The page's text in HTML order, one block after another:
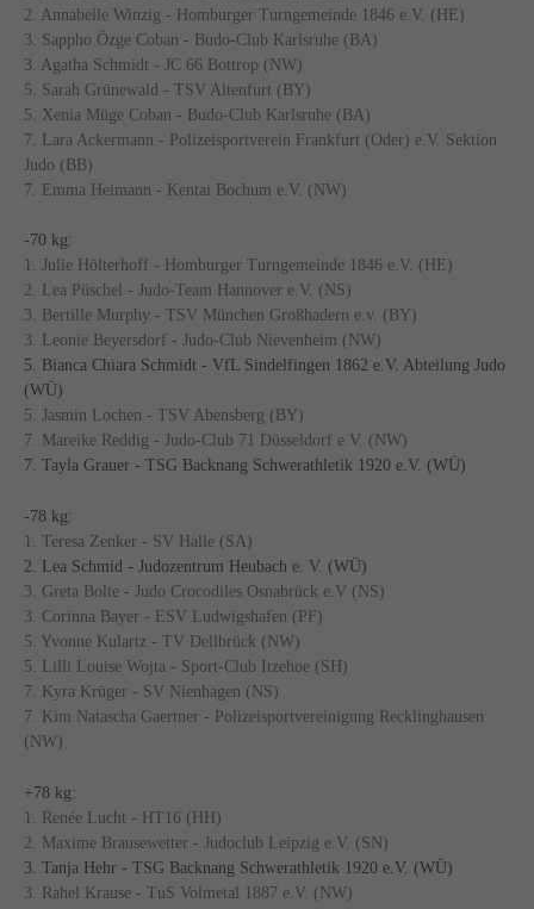
2. Annabelle Winzig - Homburger Turngemeinde 1846 e.V. (HE)
3. Sappho Özge Coban - Budo-Club Karlsruhe (BA)
3. Agatha Schmidt - JC 66 Bottrop (NW)
5. Sarah Grünewald - TSV Altenfurt (BY)
5. Xenia Müge Coban - Budo-Club Karlsruhe (BA)
7. Lara Ackermann - Polizeisportverein Frankfurt (Oder) e.V. Sektion
Judo (BB)
7. Emma Heimann - Kentai Bochum e.V. (NW)
-70 kg:
1. Julie Hölterhoff - Homburger Turngemeinde 1846 e.V. (HE)
2. Lea Püschel - Judo-Team Hannover e.V. (NS)
3. Bertille Murphy - TSV München Großhadern e.v. (BY)
3. Leonie Beyersdorf - Judo-Club Nievenheim (NW)
5. Bianca Chiara Schmidt - VfL Sindelfingen 1862 e.V. Abteilung Judo
(WÜ)
5. Jasmin Lochen - TSV Abensberg (BY)
7. Mareike Reddig - Judo-Club 71 Düsseldorf e.V. (NW)
7. Tayla Grauer - TSG Backnang Schwerathletik 1920 e.V. (WÜ)
-78 kg:
1. Teresa Zenker - SV Halle (SA)
2. Lea Schmid - Judozentrum Heubach e. V. (WÜ)
3. Greta Bolte - Judo Crocodiles Osnabrück e.V (NS)
3. Corinna Bayer - ESV Ludwigshafen (PF)
5. Yvonne Kulartz - TV Dellbrück (NW)
5. Lilli Louise Wojta - Sport-Club Itzehoe (SH)
7. Kyra Krüger - SV Nienhagen (NS)
7. Kim Natascha Gaertner - Polizeisportvereinigung Recklinghausen
(NW)
+78 kg:
1. Renée Lucht - HT16 (HH)
2. Maxime Brausewetter - Judoclub Leipzig e.V. (SN)
3. Tanja Hehr - TSG Backnang Schwerathletik 1920 e.V. (WÜ)
3. Rahel Krause - TuS Volmetal 1887 e.V. (NW)